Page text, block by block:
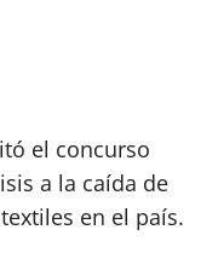
el concurso
a la caída de
en el país.